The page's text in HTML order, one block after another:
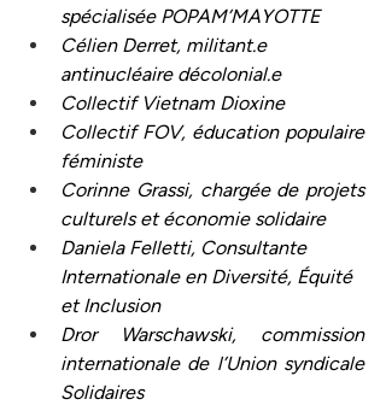
spécialisée POPAM’MAYOTTE
Célien Derret, militant.e
antinucléaire décolonial.e
Collectif Vietnam Dioxine
Collectif FOV, éducation populaire
féministe
Corinne Grassi, chargée de projets
culturels et économie solidaire
Daniela Felletti, Consultante
Internationale en Diversité, Équité
et Inclusion
Dror Warschawski, commission
internationale de l’Union syndicale
Solidaires